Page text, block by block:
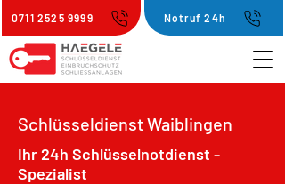
0711 2525 9999 Notruf 24h
Schlüsseldienst Waiblingen
Ihr 24h Schlüsselnotdienst -
Spezialist